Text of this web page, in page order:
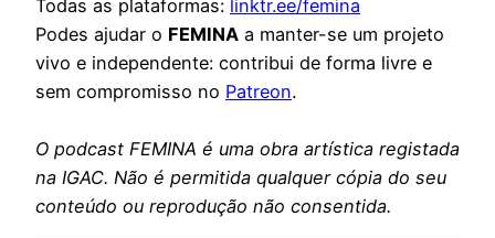
Todas as plataformas: linktr.ee/femina
Podes ajudar o FEMINA a manter-se um projeto
vivo e independente: contribui de forma livre e
sem compromisso no Patreon.
O podcast FEMINA é uma obra artística registada
na IGAC. Não é permitida qualquer cópia do seu
conteúdo ou reprodução não consentida.